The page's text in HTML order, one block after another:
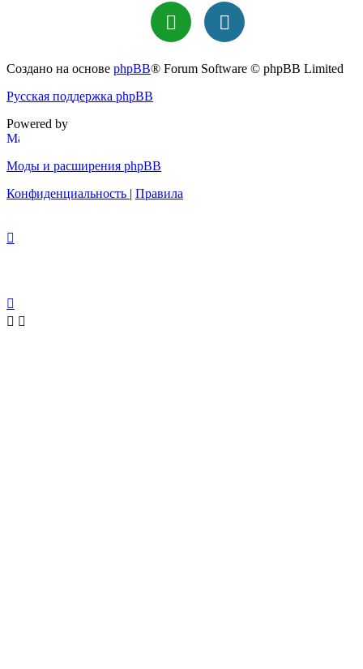
Создано на основе phpBB® Forum Software © phpBB Limited
Русская поддержка phpBB
Powered by
Моды и расширения phpBB
Конфиденциальность | Правила